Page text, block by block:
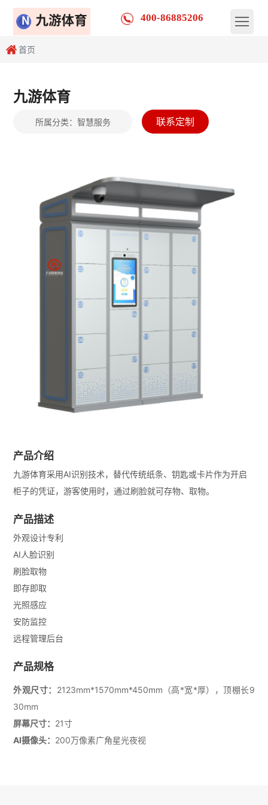
400-86885206
首页
九游体育
所属分类： 智慧服务 联系定制
产品介绍
九游体育采用AI识别技术，替代传统纸条、钥匙或卡片作为开启
柜子的凭证，游客使用时，通过刷脸就可存物、取物。
产品描述
外观设计专利
AI人脸识别
刷脸取物
即存即取
光照感应
安防监控
远程管理后台
产品规格
外观尺寸： 2123mm*1570mm*450mm（高*宽*厚），顶棚长9
30mm
屏幕尺寸： 21寸
AI摄像头： 200万像素广角星光夜视